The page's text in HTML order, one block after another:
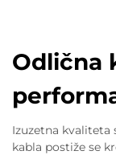
Odlična
Izuzetna
kabla postiže se